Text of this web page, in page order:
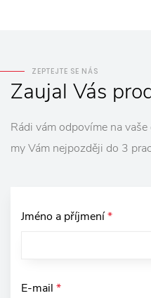
ZEPTEJTE SE NÁS
Zaujal Vás
Rádi vám odpovíme na
my Vám nejpozději do 3
Jméno a příjmení*
E-mail *